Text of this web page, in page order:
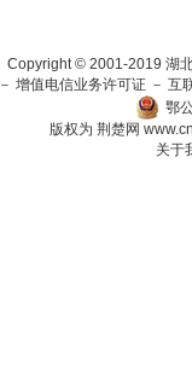
Copyright © 2001-2019 湖
－ 增值电信业务许可证 － 互
鄂
版权为 荆楚网
关于